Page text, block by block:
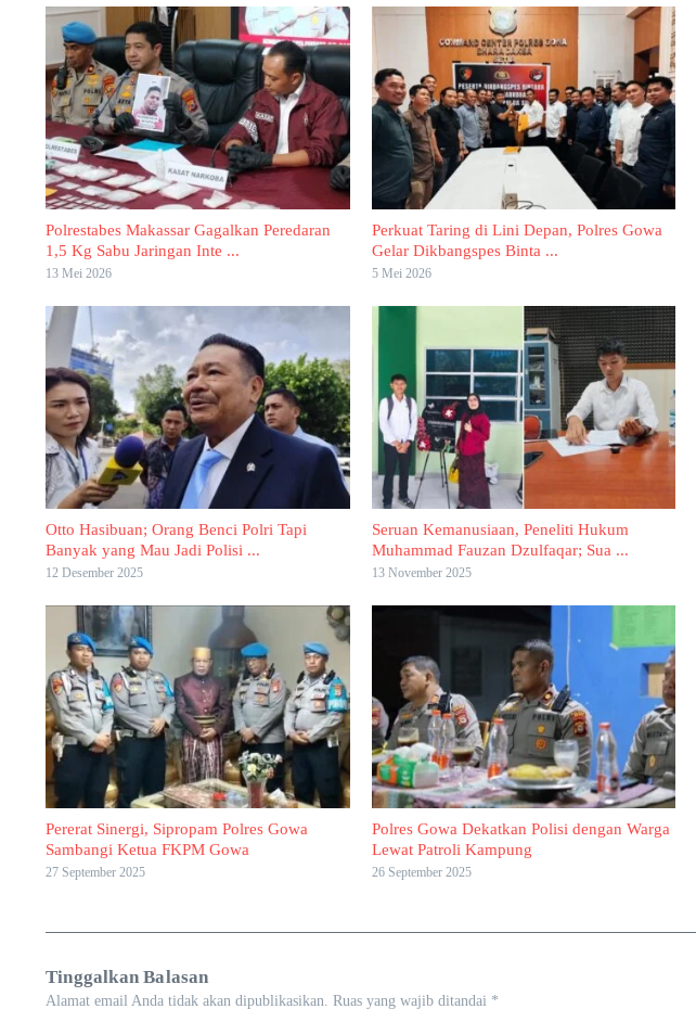
Polrestabes Makassar Gagalkan Peredaran
1,5 Kg Sabu Jaringan Inte ...
13 Mei 2026
Perkuat Taring di Lini Depan, Polres Gowa
Gelar Dikbangspes Binta ...
5 Mei 2026
Otto Hasibuan; Orang Benci Polri Tapi
Banyak yang Mau Jadi Polisi ...
12 Desember 2025
Seruan Kemanusiaan, Peneliti Hukum
Muhammad Fauzan Dzulfaqar; Sua ...
13 November 2025
Pererat Sinergi, Sipropam Polres Gowa
Sambangi Ketua FKPM Gowa
27 September 2025
Polres Gowa Dekatkan Polisi dengan Warga
Lewat Patroli Kampung
26 September 2025
Tinggalkan Balasan
Alamat email Anda tidak akan dipublikasikan. Ruas yang wajib ditandai *